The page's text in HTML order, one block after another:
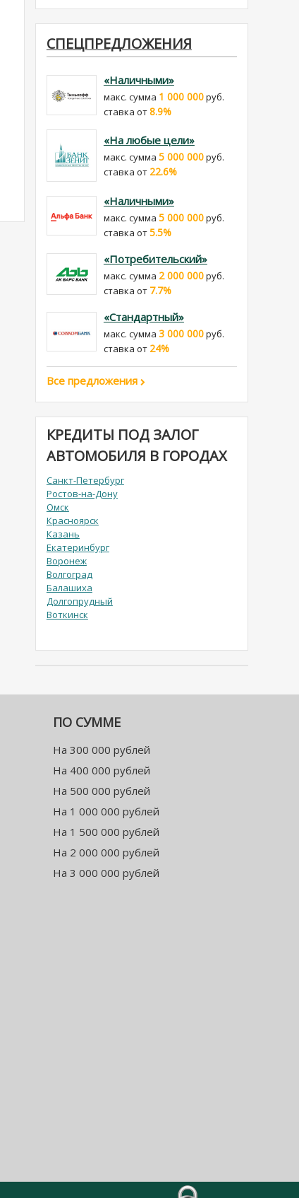
СПЕЦПРЕДЛОЖЕНИЯ
«Наличными»
макс. сумма 1 000 000руб.
cтавка от8.9%
«На любые цели»
макс. сумма 5 000 000руб.
cтавка от 22.6%
«Наличными»
макс. сумма 5 000 000руб.
cтавка от5.5%
«Потребительский»
макс. сумма 2 000 000руб.
cтавка от 7.7%
«Стандартный»
макс. сумма 3 000 000руб.
cтавка от 24%
Все предложения
КРЕДИТЫ ПОД ЗАЛОГ
АВТОМОБИЛЯ В ГОРОДАХ
Санкт-Петербург
Ростов-на-Дону
Омск
Красноярск
Казань
Екатеринбург
Воронеж
Волгоград
Балашиха
Долгопрудный
Воткинск
ПО СУММЕ
На 300 000 рублей
На 400 000 рублей
На 500 000 рублей
На 1 000 000 рублей
На 1 500 000 рублей
На 2 000 000 рублей
На 3 000 000 рублей